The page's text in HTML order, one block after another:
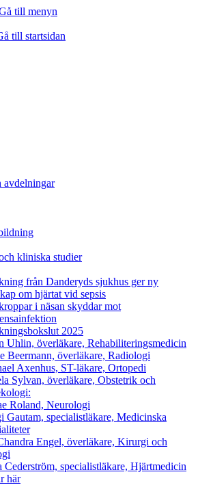
till menyn
till startsidan
avdelningar
kliniska studier
från Danderyds sjukhus ger ny
om hjärtat vid sepsis
i näsan skyddar mot
2025
Uhlin, överläkare, Rehabiliteringsmedicin
Beermann, överläkare, Radiologi
Axenhus, ST-läkare, Ortopedi
Sylvan, överläkare, Obstetrik och
Roland, Neurologi
Gautam, specialistläkare, Medicinska
Engel, överläkare, Kirurgi och
Cederström, specialistläkare, Hjärtmedicin
här